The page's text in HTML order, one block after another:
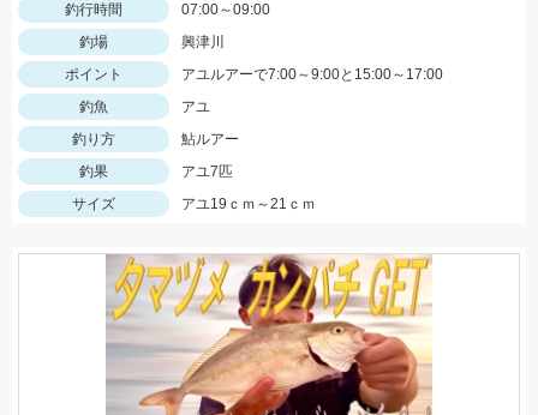
釣行時間
07:00～09:00
釣場
興津川
ポイント
アユルアーで7:00～9:00と15:00～17:00
釣魚
アユ
釣り方
鮎ルアー
釣果
アユ7匹
サイズ
アユ19ｃｍ～21ｃｍ